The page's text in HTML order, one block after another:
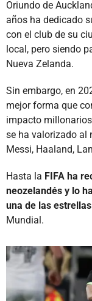
Oriundo de
años ha dedicado
con el club de su
local, pero siendo
Nueva Zelanda.
Sin embargo, en
mejor forma que
impacto
se ha valorizado al
Messi, Haaland,
Hasta la FIFA ha
neozelandés y lo
una de las estrellas
Mundial.